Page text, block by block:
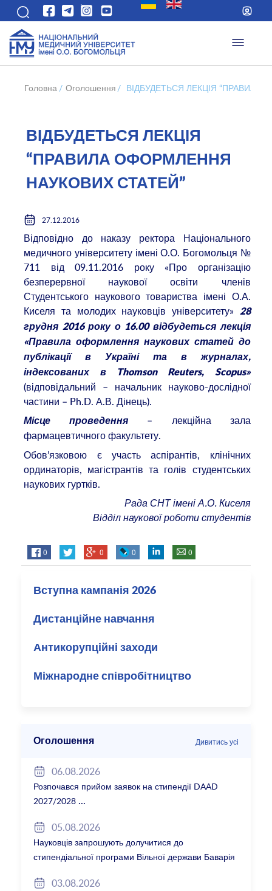
Головна / Оголошення / ВІДБУДЕТЬСЯ ЛЕКЦІЯ
ВІДБУДЕТЬСЯ ЛЕКЦІЯ
“ПРАВИЛА ОФОРМЛЕННЯ
НАУКОВИХ СТАТЕЙ”
27.12.2016
Відповідно до наказу ректора Національного
медичного університету імені О.О. Богомольця №
711 від 09.11.2016 року «Про організацію
безперервної наукової освіти членів
Студентського наукового товариства імені О.А.
Киселя та молодих науковців університету»
28
грудня 2016 року о 16.00 відбудеться лекція
«Правила оформлення наукових статей до
публікації в Україні та в журналах,
індексованих в Thomson Reuters, Scopus»
(відповідальний – начальник науково-дослідної
частини – Ph.D. А.В. Дінець).
Місце проведення
– лекційна зала
фармацевтичного факультету.
Обов’язковою є участь аспірантів, клінічних
ординаторів, магістрантів та голів студентських
наукових гуртків.
Рада СНТ імені А.О. Киселя
Відділ наукової роботи студентів
0 0 0 0
Вступна кампанія 2026
Дистанційне навчання
Антикорупційні заходи
Міжнародне співробітництво
Оголошення Дивитись усі
06.08.2026
Розпочався прийом заявок на стипендії DAAD
2027/2028
05.08.2026
Науковців запрошують долучитися до
стипендіальної програми Вільної держави Баварія
03.08.2026